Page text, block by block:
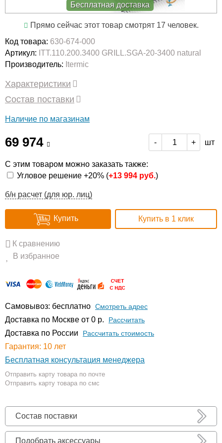
Бесплатная доставка
Прямо сейчас этот товар смотрят 17 человек.
Код товара: 630-674-000
Артикул: ITT.110.200.3400 GRILL.SGA-20-3400 natural
Производитель: Itermic
Характеристики
Состав поставки
Наличие по магазинам
69 974 - + шт
С этим товаром можно заказать также:
Угловое решение +20% (+13 994 руб.)
б/н расчет (для юр. лиц)
Купить Купить в 1 клик
К сравнению
В избранное
Самовывоз: бесплатно Смотреть адрес
Доставка по Москве от 0 р. Расcчитать
Доставка по России Рассчитать стоимость
Гарантия: 10 лет
Бесплатная консультация менеджера
Отправить карту товара по почте
Отправить карту товара по смс
Состав поставки
Подобрать аксессуары